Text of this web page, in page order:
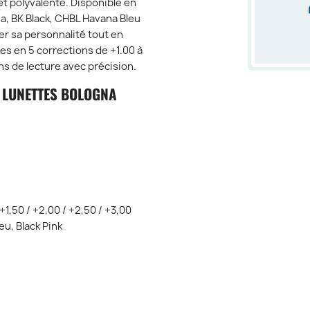
polyvalente. Disponible en
BK Black, CHBL Havana Bleu
sa personnalité tout en
en 5 corrections de +1.00 à
de lecture avec précision.
BOLOGNA
/ +2,00 / +2,50 / +3,00
Black Pink